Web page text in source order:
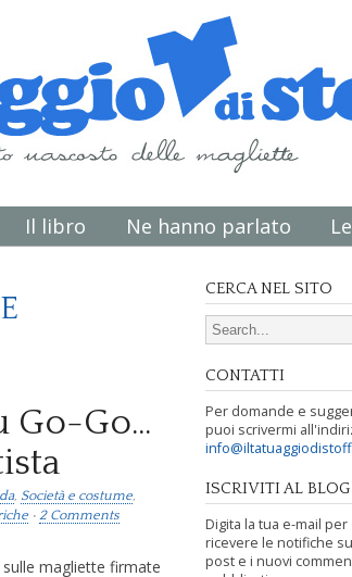
Il libro Ne hanno parlato
Go-Go…
, Società e costume,
• 2 Comments
magliette firmate
CERCA NEL SITO
Search for:
CONTATTI
Per domande e
puoi scrivermi
ISCRIVITI AL BLOG
Digita la tua e-mail per
ricevere le notifiche
post e i nuovi